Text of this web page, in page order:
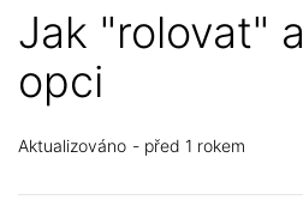
Jak "rolovat"
opci
Aktualizováno před 1 rokem